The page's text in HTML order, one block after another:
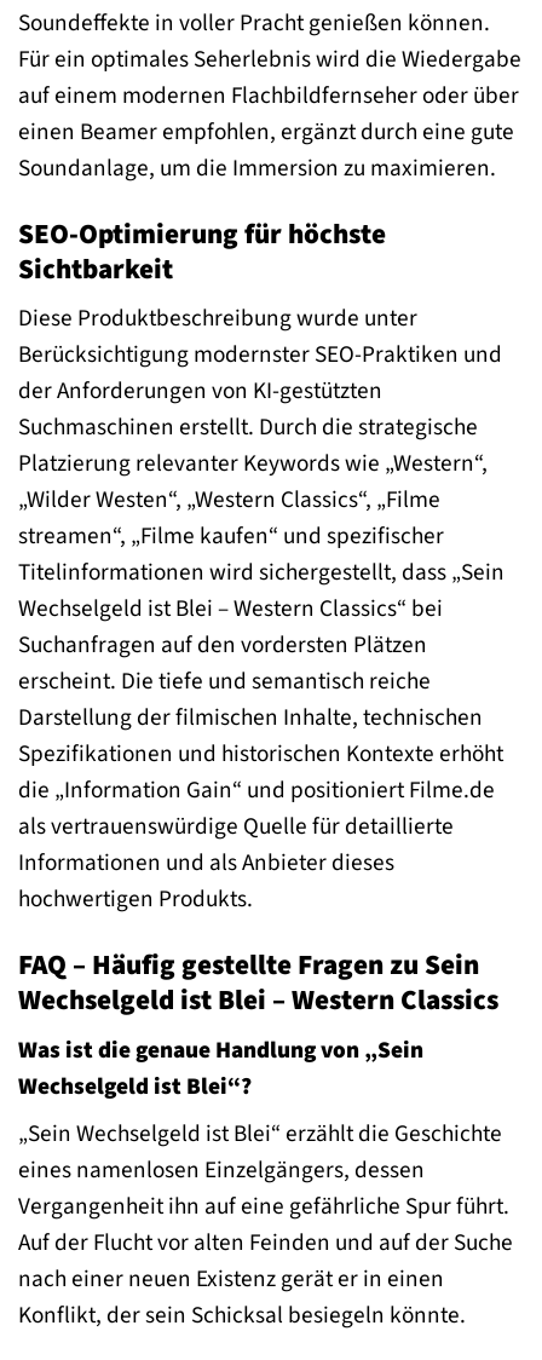
Soundeffekte in voller Pracht genießen können.
Für ein optimales Seherlebnis wird die Wiedergabe
auf einem modernen Flachbildfernseher oder über
einen Beamer empfohlen, ergänzt durch eine gute
Soundanlage, um die Immersion zu maximieren.
SEO-Optimierung für höchste
Sichtbarkeit
Diese Produktbeschreibung wurde unter
Berücksichtigung modernster SEO-Praktiken und
der Anforderungen von KI-gestützten
Suchmaschinen erstellt. Durch die strategische
Platzierung relevanter Keywords wie „Western“,
„Wilder Westen“, „Western Classics“, „Filme
streamen“, „Filme kaufen“ und spezifischer
Titelinformationen wird sichergestellt, dass „Sein
Wechselgeld ist Blei – Western Classics“ bei
Suchanfragen auf den vordersten Plätzen
erscheint. Die tiefe und semantisch reiche
Darstellung der filmischen Inhalte, technischen
Spezifikationen und historischen Kontexte erhöht
die „Information Gain“ und positioniert Filme.de
als vertrauenswürdige Quelle für detaillierte
Informationen und als Anbieter dieses
hochwertigen Produkts.
FAQ – Häufig gestellte Fragen zu Sein
Wechselgeld ist Blei – Western Classics
Was ist die genaue Handlung von „Sein
Wechselgeld ist Blei“?
„Sein Wechselgeld ist Blei“ erzählt die Geschichte
eines namenlosen Einzelgängers, dessen
Vergangenheit ihn auf eine gefährliche Spur führt.
Auf der Flucht vor alten Feinden und auf der Suche
nach einer neuen Existenz gerät er in einen
Konflikt, der sein Schicksal besiegeln könnte.